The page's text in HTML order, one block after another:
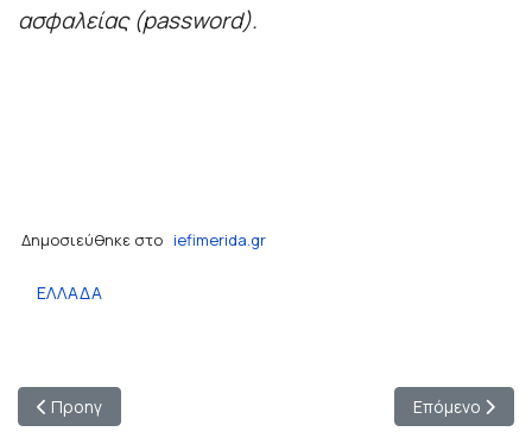
ασφαλείας (password).
Δημοσιεύθηκε στο iefimerida.gr
ΕΛΛΑΔΑ
Προηγούμενο άρθρο: Το μάθημα της κολύμβησης από την
Προηγ Επόμενο
Επόμενο